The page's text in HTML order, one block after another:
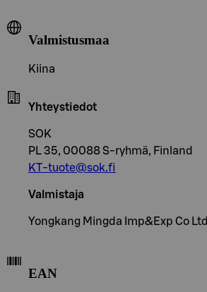
Valmistusmaa
Kiina
Yhteystiedot
SOK
PL 35, 00088 S-ryhmä, Finland
KT-tuote@sok.fi
Valmistaja
Yongkang Mingda Imp&Exp Co Ltd
EAN